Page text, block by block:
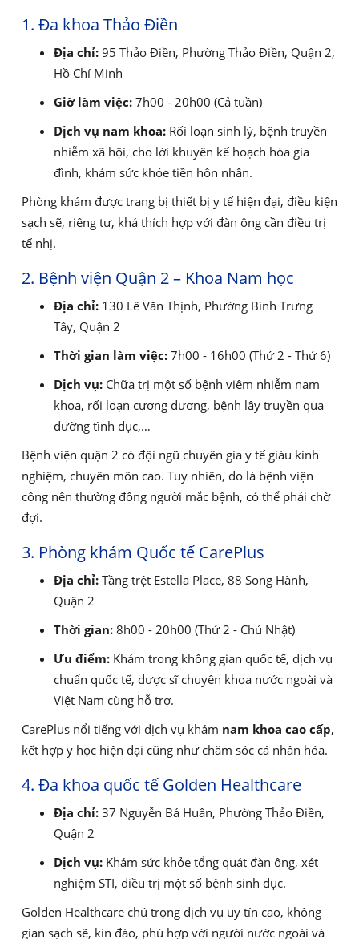
1. Đa khoa Thảo Điền
Địa chỉ: 95 Thảo Điền, Phường Thảo Điền, Quận 2,
Hồ Chí Minh
Giờ làm việc: 7h00 - 20h00 (Cả tuần)
Dịch vụ nam khoa: Rối loạn sinh lý, bệnh truyền
nhiễm xã hội, cho lời khuyên kế hoạch hóa gia
đình, khám sức khỏe tiền hôn nhân.
Phòng khám được trang bị thiết bị y tế hiện đại, điều kiện
sạch sẽ, riêng tư, khá thích hợp với đàn ông cần điều trị
tế nhị.
2. Bệnh viện Quận 2 – Khoa Nam học
Địa chỉ: 130 Lê Văn Thịnh, Phường Bình Trưng
Tây, Quận 2
Thời gian làm việc: 7h00 - 16h00 (Thứ 2 - Thứ 6)
Dịch vụ: Chữa trị một số bệnh viêm nhiễm nam
khoa, rối loạn cương dương, bệnh lây truyền qua
đường tình dục,…
Bệnh viện quận 2 có đội ngũ chuyên gia y tế giàu kinh
nghiệm, chuyên môn cao. Tuy nhiên, do là bệnh viện
công nên thường đông người mắc bệnh, có thể phải chờ
đợi.
3. Phòng khám Quốc tế CarePlus
Địa chỉ: Tầng trệt Estella Place, 88 Song Hành,
Quận 2
Thời gian: 8h00 - 20h00 (Thứ 2 - Chủ Nhật)
Ưu điểm: Khám trong không gian quốc tế, dịch vụ
chuẩn quốc tế, dược sĩ chuyên khoa nước ngoài và
Việt Nam cùng hỗ trợ.
CarePlus nổi tiếng với dịch vụ khám nam khoa cao cấp,
kết hợp y học hiện đại cũng như chăm sóc cá nhân hóa.
4. Đa khoa quốc tế Golden Healthcare
Địa chỉ: 37 Nguyễn Bá Huân, Phường Thảo Điền,
Quận 2
Dịch vụ: Khám sức khỏe tổng quát đàn ông, xét
nghiệm STI, điều trị một số bệnh sinh dục.
Golden Healthcare chú trọng dịch vụ uy tín cao, không
gian sạch sẽ, kín đáo, phù hợp với người nước ngoài và